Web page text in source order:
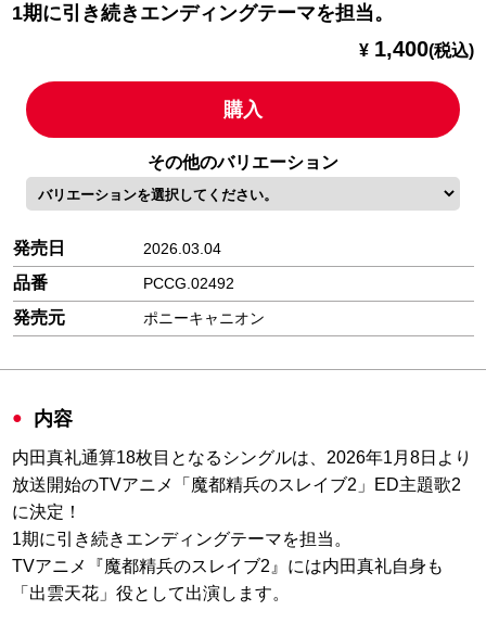
1期に引き続きエンディングテーマを担当。
¥ 1,400(税込)
購入
その他のバリエーション
発売日 2026.03.04
品番 PCCG.02492
発売元 ポニーキャニオン
内容
内田真礼通算18枚目となるシングルは、2026年1月8日より
放送開始のTVアニメ「魔都精兵のスレイブ2」ED主題歌2
に決定！
1期に引き続きエンディングテーマを担当。
TVアニメ『魔都精兵のスレイブ2』には内田真礼自身も
「出雲天花」役として出演します。